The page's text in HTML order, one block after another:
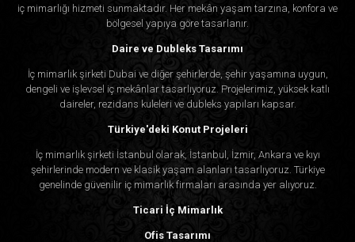
iç mimarlığı hizmeti sunmaktadır. Her mekân yaşam tarzına, konfora ve
bölgesel yapıya göre tasarlanır.
Daire ve Dubleks Tasarımı
İç mimarlık şirketi Dubai ve diğer şehirlerde, şehir yaşamına uygun,
dengeli ve işlevsel iç mekânlar tasarlıyoruz. Projelerimiz, yüksek katlı
daireler, rezidans kuleleri ve dubleks yapıları kapsar.
Türkiye'deki Konut Projeleri
İç mimarlık şirketi İstanbul olarak, İstanbul, İzmir, Ankara ve kıyı
şehirlerinde modern ve klasik yaşam alanları tasarlıyoruz. Türkiye
genelinde güvenilir iç mimarlık firmaları arasında yer alıyoruz.
Ticari İç Mimarlık
Ofis Tasarımı